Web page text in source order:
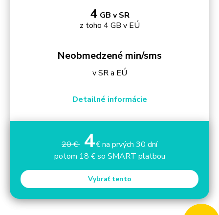
4 GB v SR
z toho 4 GB v EÚ
Neobmedzené min/sms
v SR a EÚ
Detailné informácie
20 € 4€ na prvých 30 dní
potom 18 € so SMART platbou
Vybrať tento